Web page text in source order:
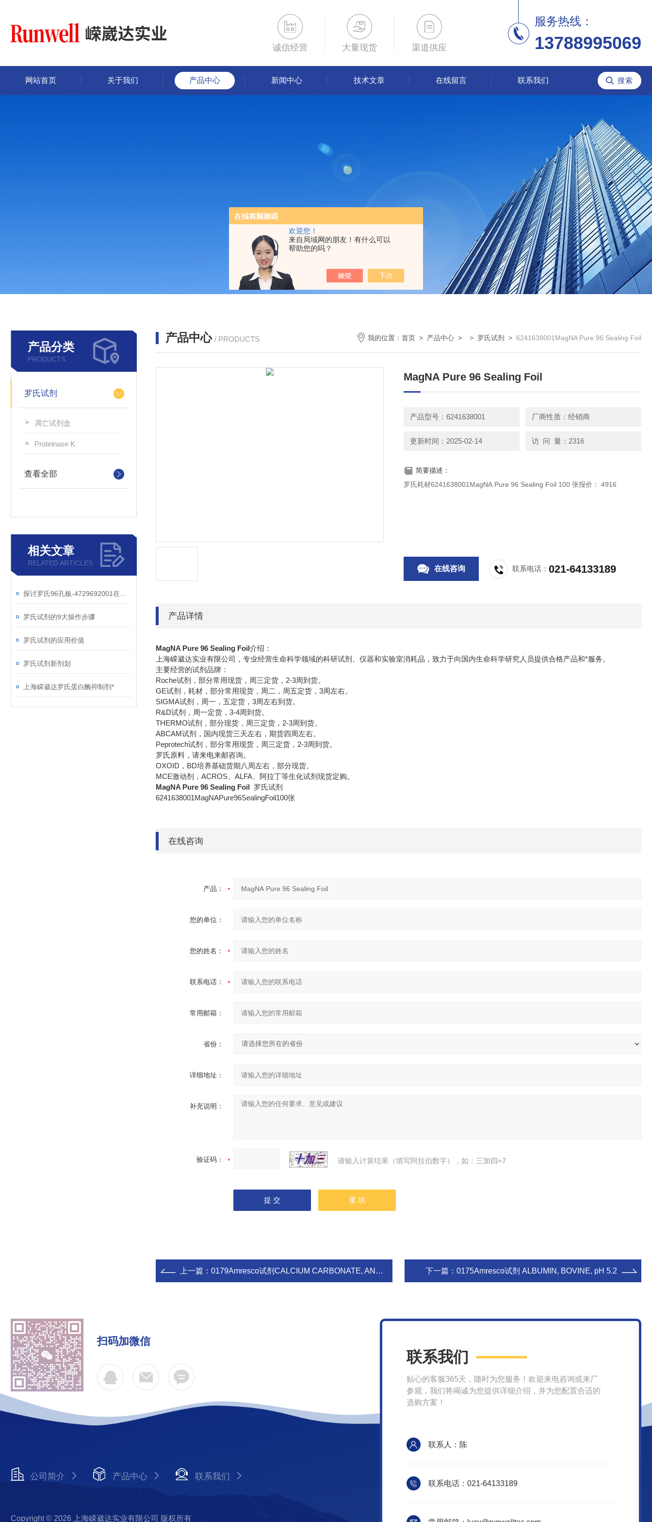
欢迎您！
来自局域网的朋友！有什么可以
帮助您的吗？
诚信经营 大量现货 渠道供应
服务热线：
13788995069
网站首页 关于我们 产品中心 新闻中心 技术文章 在线留言 联系我们
产品分类
PRODUCTS
罗氏试剂
凋亡试剂盒
Proteinase K
查看全部
相关文章
RELATED ARTICLES
罗氏试剂的9大操作步骤
罗氏试剂的应用价值
罗氏试剂新剂划
上海嵘崴达罗氏蛋白酶抑制剂*
产品中心 / PRODUCTS 我的位置： 首页 > 产品中心 > > 罗氏试剂 > 6241638001MagNA Pure 96 Sealing Foil
MagNA Pure 96 Sealing Foil
产品型号：6241638001 厂商性质：经销商
更新时间：2025-02-14 访 问 量：2316
简要描述：
罗氏耗材6241638001MagNA Pure 96 Sealing Foil 100 张报价： 4916
在线咨询 联系电话：021-64133189
产品详情
MagNA Pure 96 Sealing Foil介绍：
上海嵘崴达实业有限公司，专业经营生命科学领域的科研试剂、仪器和实验室消耗品，致力于向国内生命科学研究人员提供合格产品和*服务。
主要经营的试剂品牌：
Roche试剂，部分常用现货，周三定货，2-3周到货。
GE试剂，耗材，部分常用现货，周二，周五定货，3周左右。
SIGMA试剂，周一，五定货，3周左右到货。
R&D试剂，周一定货，3-4周到货。
THERMO试剂，部分现货，周三定货，2-3周到货。
ABCAM试剂，国内现货三天左右，期货四周左右。
Peprotech试剂，部分常用现货，周三定货，2-3周到货。
罗氏原料，请来电来邮咨询。
OXOID，BD培养基础货期八周左右，部分现货。
MCE激动剂，ACROS、ALFA、阿拉丁等生化试剂现货定购。
MagNA Pure 96 Sealing Foil 罗氏试剂
6241638001MagNAPure96SealingFoil100张
在线咨询
产品：
您的单位：
您的姓名：
联系电话：
常用邮箱：
省份：
详细地址：
补充说明：
验证码： 请输入计算结果（填写阿拉伯数字），如：三加四=7
上一篇： 0179Amresco试剂CALCIUM CARBONATE, ANHYDROUS 下一篇： 0175Amresco试剂 ALBUMIN, BOVINE, pH 5.2
扫码加微信
公司简介 产品中心 联系我们
Copyright © 2026 上海嵘崴达实业有限公司 版权所有
联系我们
贴心的客服365天，随时为您服务！欢迎来电咨询或来厂
参观，我们将竭诚为您提供详细介绍，并为您配置合适的
选购方案！
联系人：陈
联系电话：021-64133189